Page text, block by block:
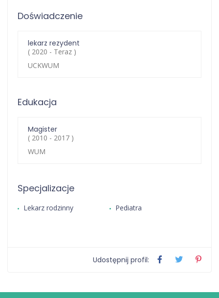
Doświadczenie
lekarz rezydent
( 2020 - Teraz )
UCKWUM
Edukacja
Magister
( 2010 - 2017 )
WUM
Specjalizacje
Lekarz rodzinny Pediatra
Udostępnij profil: